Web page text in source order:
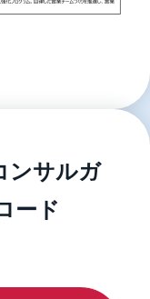
ンサルガ
ード